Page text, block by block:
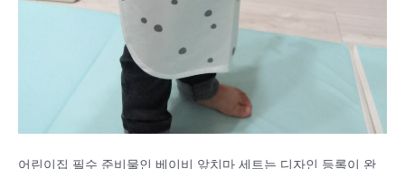
어린이집 필수 준비물인 베이비 앞치마 세트는 디자인 등록이 완